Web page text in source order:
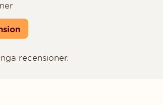
recensioner.